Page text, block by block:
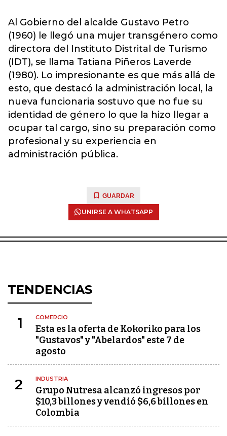
Al Gobierno del alcalde Gustavo Petro
(1960) le llegó una mujer transgénero como
directora del Instituto Distrital de Turismo
(IDT), se llama Tatiana Piñeros Laverde
(1980). Lo impresionante es que más allá de
esto, que destacó la administración local, la
nueva funcionaria sostuvo que no fue su
identidad de género lo que la hizo llegar a
ocupar tal cargo, sino su preparación como
profesional y su experiencia en
administración pública.
GUARDAR
UNIRSE A WHATSAPP
TENDENCIAS
1 COMERCIO
Esta es la oferta de Kokoriko para los
"Gustavos" y "Abelardos" este 7 de
agosto
2 INDUSTRIA
Grupo Nutresa alcanzó ingresos por
$10,3 billones y vendió $6,6 billones en
Colombia